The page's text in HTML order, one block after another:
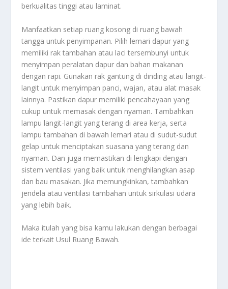
berkualitas tinggi atau laminat.
Manfaatkan setiap ruang kosong di ruang bawah
tangga untuk penyimpanan. Pilih lemari dapur yang
memiliki rak tambahan atau laci tersembunyi untuk
menyimpan peralatan dapur dan bahan makanan
dengan rapi. Gunakan rak gantung di dinding atau langit-
langit untuk menyimpan panci, wajan, atau alat masak
lainnya. Pastikan dapur memiliki pencahayaan yang
cukup untuk memasak dengan nyaman. Tambahkan
lampu langit-langit yang terang di area kerja, serta
lampu tambahan di bawah lemari atau di sudut-sudut
gelap untuk menciptakan suasana yang terang dan
nyaman. Dan juga memastikan di lengkapi dengan
sistem ventilasi yang baik untuk menghilangkan asap
dan bau masakan. Jika memungkinkan, tambahkan
jendela atau ventilasi tambahan untuk sirkulasi udara
yang lebih baik.
Maka itulah yang bisa kamu lakukan dengan berbagai
ide terkait Usul Ruang Bawah.